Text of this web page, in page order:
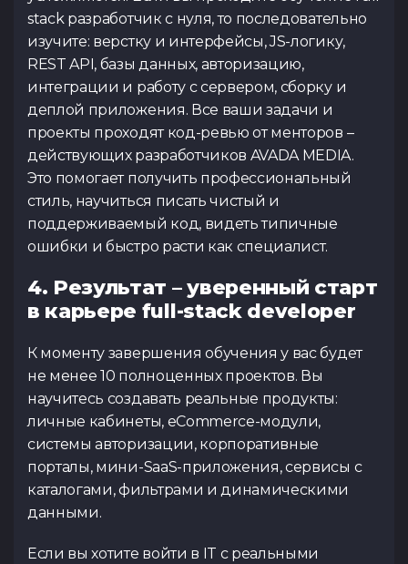
stack разработчик с нуля, то последовательно
изучите: верстку и интерфейсы, JS-логику,
REST API, базы данных, авторизацию,
интеграции и работу с сервером, сборку и
деплой приложения. Все ваши задачи и
проекты проходят код-ревью от менторов –
действующих разработчиков AVADA MEDIA.
Это помогает получить профессиональный
стиль, научиться писать чистый и
поддерживаемый код, видеть типичные
ошибки и быстро расти как специалист.
4. Результат – уверенный старт
в карьере full-stack developer
К моменту завершения обучения у вас будет
не менее 10 полноценных проектов. Вы
научитесь создавать реальные продукты:
личные кабинеты, eCommerce-модули,
системы авторизации, корпоративные
порталы, мини-SaaS-приложения, сервисы с
каталогами, фильтрами и динамическими
данными.
Если вы хотите войти в IT с реальными